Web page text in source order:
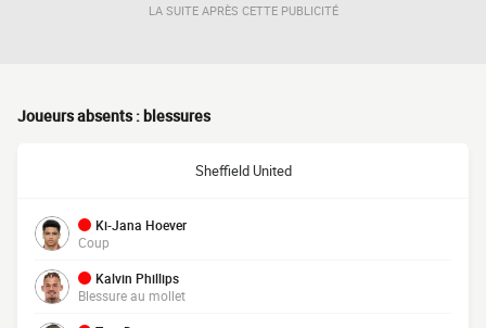
LA SUITE APRÈS CETTE PUBLICITÉ
Joueurs absents : blessures
Sheffield United
Ki-Jana Hoever
Coup
Kalvin Phillips
Blessure au mollet